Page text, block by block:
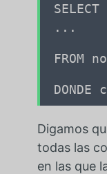
...
FROM
Digamos
todas las
en las que